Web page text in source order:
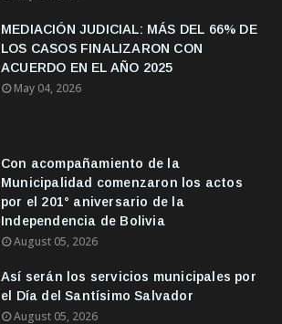
MEDIACIÓN JUDICIAL: MÁS DEL 66% DE
LOS CASOS FINALIZARON CON
ACUERDO EN EL AÑO 2025
May 04, 2026
Con acompañamiento de la
Municipalidad comenzaron los actos
por el 201° aniversario de la
Independencia de Bolivia
August 05, 2026
Así serán los servicios municipales por
el Día del Santísimo Salvador
August 05, 2026